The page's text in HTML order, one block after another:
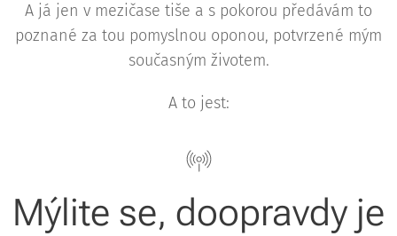
A já jen v mezičase tiše a s pokorou předávám to
poznané za tou pomyslnou oponou, potvrzené mým
současným životem.
A to jest:
Mýlite se, doopravdy je